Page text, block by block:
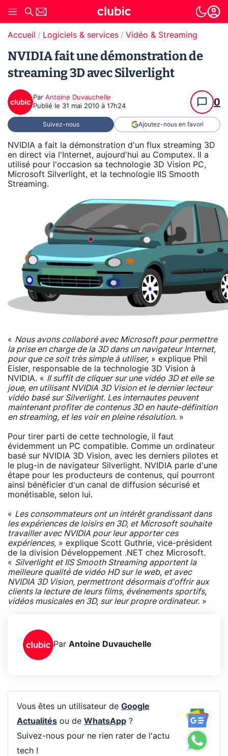
Accueil Logiciels & services Vidéo & Streaming
NVIDIA fait une démonstration de
streaming 3D avec Silverlight
Par Antoine Duvauchelle
Publié le 31 mai 2010 à 17h24 0
Suivez-nous Ajoutez-nous en favori
NVIDIA a fait la démonstration d'un flux streaming 3D
en direct via l'Internet, aujourd'hui au Computex. Il a
utilisé pour l'occasion sa technologie 3D Vision PC,
Microsoft Silverlight, et la technologie IIS Smooth
Streaming.
« Nous avons collaboré avec Microsoft pour permettre
la prise en charge de la 3D dans un navigateur Internet,
pour que ce soit très simple à utiliser, » explique Phil
Eisler, responsable de la technologie 3D Vision à
NVIDIA. « Il suffit de cliquer sur une vidéo 3D et elle se
joue, en utilisant NVIDIA 3D Vision et le dernier lecteur
vidéo basé sur Silverlight. Les internautes peuvent
maintenant profiter de contenus 3D en haute-définition
en streaming, et les voir en pleine résolution. »
Pour tirer parti de cette technologie, il faut
évidemment un PC compatible. Comme un ordinateur
basé sur NVIDIA 3D Vision, avec les derniers pilotes et
le plug-in de navigateur Silverlight. NVIDIA parle d'une
étape pour les producteurs de contenus, qui pourront
ainsi bénéficier d'un canal de diffusion sécurisé et
monétisable, selon lui.
« Les consommateurs ont un intérêt grandissant dans
les expériences de loisirs en 3D, et Microsoft souhaite
travailler avec NVIDIA pour leur apporter ces
expériences, » explique Scott Guthrie, vice-président
de la division Développement .NET chez Microsoft.
« Silverlight et IIS Smooth Streaming apportent la
meilleure qualité de vidéo HD sur le web, et avec
NVIDIA 3D Vision, permettront désormais d'offrir aux
clients la lecture de leurs films, événements sportifs,
vidéos musicales en 3D, sur leur propre ordinateur. »
Par Antoine Duvauchelle
Vous êtes un utilisateur de Google
Actualitésou de WhatsApp?
Suivez-nous pour ne rien rater de l'actu
tech !